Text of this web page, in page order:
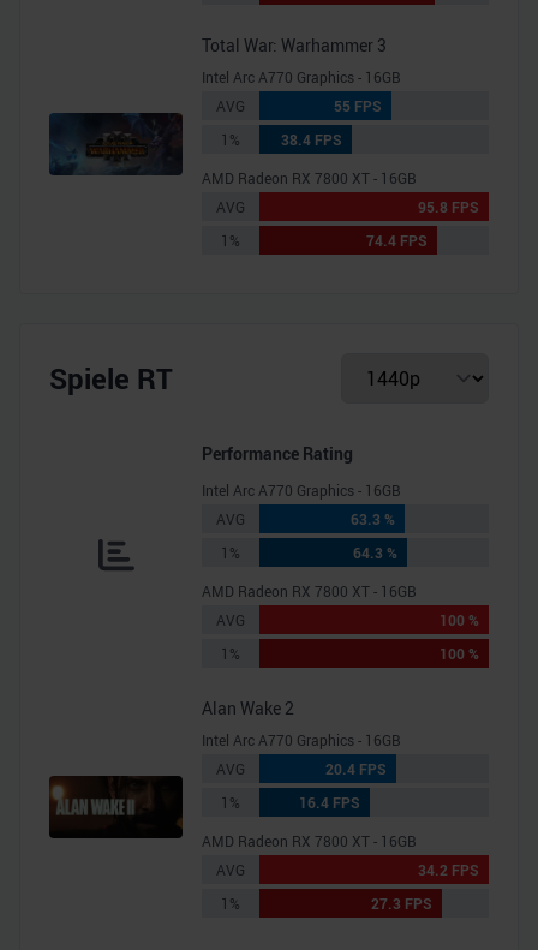
Total War: Warhammer 3
Intel Arc A770 Graphics - 16GB
AVG
55 FPS
1%
38.4 FPS
AMD Radeon RX 7800 XT - 16GB
AVG
95.8 FPS
1%
74.4 FPS
Spiele RT
Performance Rating
Intel Arc A770 Graphics - 16GB
AVG
63.3 %
1%
64.3 %
AMD Radeon RX 7800 XT - 16GB
AVG
100 %
1%
100 %
Alan Wake 2
Intel Arc A770 Graphics - 16GB
AVG
20.4 FPS
1%
16.4 FPS
AMD Radeon RX 7800 XT - 16GB
AVG
34.2 FPS
1%
27.3 FPS